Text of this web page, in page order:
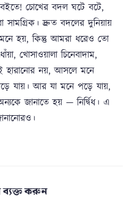
চোখের বদল ঘটে বটে,
দ্রুত বদলের দুনিয়ায়
হয়, কিন্তু আমরা ধরেও তো
খোসাওয়ালা চিনেবাদাম,
হারানোর নয়, আসলে মনে
যায়। আর যা মনে পড়ে যায়,
জানাতে হয় — নির্দ্বিধ। এ
ব্যক্ত করুন